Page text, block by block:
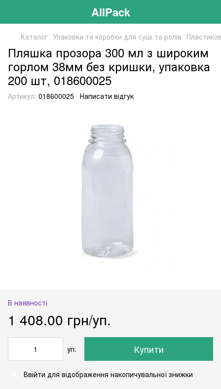
AllPack
Каталог Упаковка та коробки для суші та ролів
Пляшка прозора 300 мл з широким
горлом 38мм без кришки, упаковка
200 шт, 018600025
Артикул: 018600025 Написати відгук
В наявності
1 408.00 грн/уп.
уп. Купити
Ввійти для відображення накопичувальної знижки